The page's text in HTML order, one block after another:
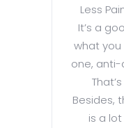
Less
It’s a
what you
one, anti-
Besides,
is a